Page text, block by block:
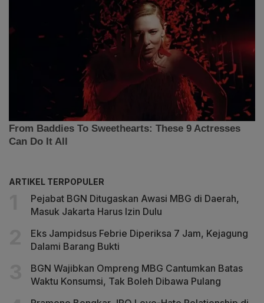
ARTIKEL TERPOPULER
Pejabat BGN Ditugaskan Awasi MBG di Daerah,
Masuk Jakarta Harus Izin Dulu
Eks Jampidsus Febrie Diperiksa 7 Jam, Kejagung
Dalami Barang Bukti
BGN Wajibkan Ompreng MBG Cantumkan Batas
Waktu Konsumsi, Tak Boleh Dibawa Pulang